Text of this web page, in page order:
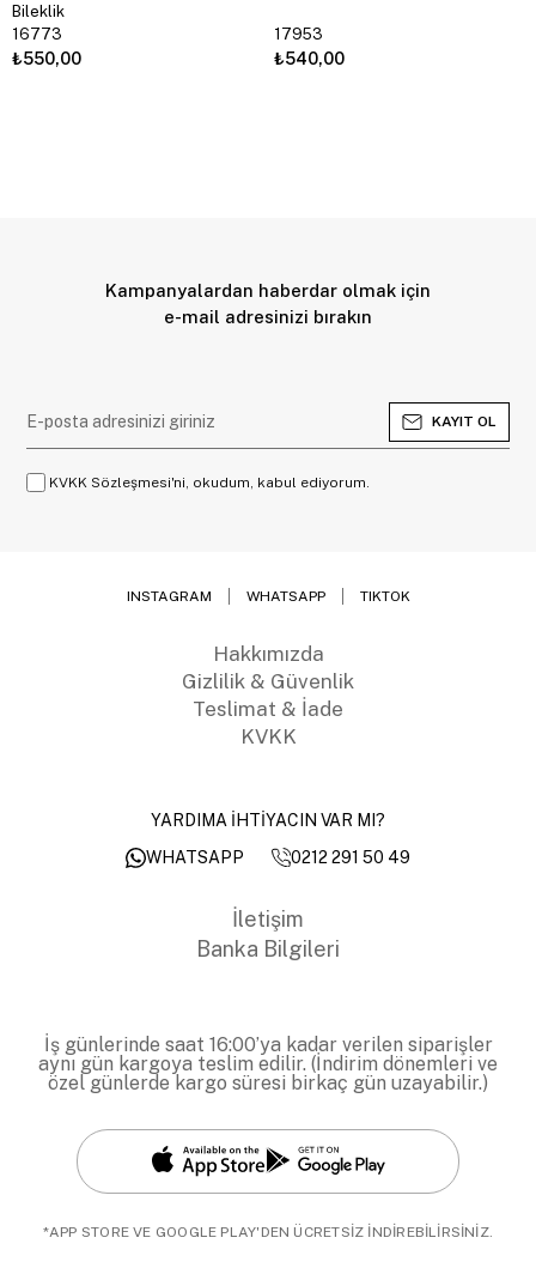
Bileklik
16773
₺550,00
17953
₺540,00
Kampanyalardan haberdar olmak için
e-mail adresinizi bırakın
KAYIT OL
KVKK Sözleşmesi'ni, okudum, kabul ediyorum.
INSTAGRAM WHATSAPP TIKTOK
Hakkımızda
Gizlilik & Güvenlik
Teslimat & İade
KVKK
YARDIMA İHTİYACIN VAR MI?
WHATSAPP
0212 291 50 49
İletişim
Banka Bilgileri
İş günlerinde saat 16:00’ya kadar verilen siparişler
aynı gün kargoya teslim edilir. (İndirim dönemleri ve
özel günlerde kargo süresi birkaç gün uzayabilir.)
*APP STORE VE GOOGLE PLAY'DEN ÜCRETSİZ İNDİREBİLİRSİNİZ.